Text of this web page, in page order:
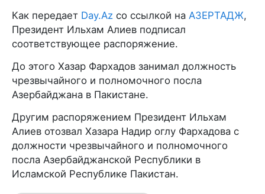
Как передает Day.Az со ссылкой на АЗЕРТАДЖ,
Президент Ильхам Алиев подписал
соответствующее распоряжение.
До этого Хазар Фархадов занимал должность
чрезвычайного и полномочного посла
Азербайджана в Пакистане.
Другим распоряжением Президент Ильхам
Алиев отозвал Хазара Надир оглу Фархадова с
должности чрезвычайного и полномочного
посла Азербайджанской Республики в
Исламской Республике Пакистан.